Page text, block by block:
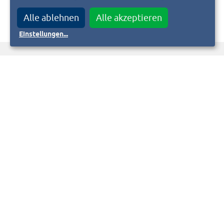
Alle ablehnen Alle akzeptieren
Einstellungen...